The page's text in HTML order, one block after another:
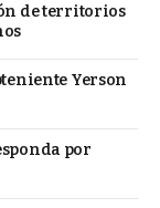
de territorios
Yerson
por